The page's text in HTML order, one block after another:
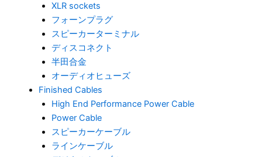
XLR sockets
フォーンプラグ
スピーカーターミナル
ディスコネクト
半田合金
オーディオヒューズ
Finished Cables
High End Performance Power Cable
Power Cable
スピーカーケーブル
ラインケーブル